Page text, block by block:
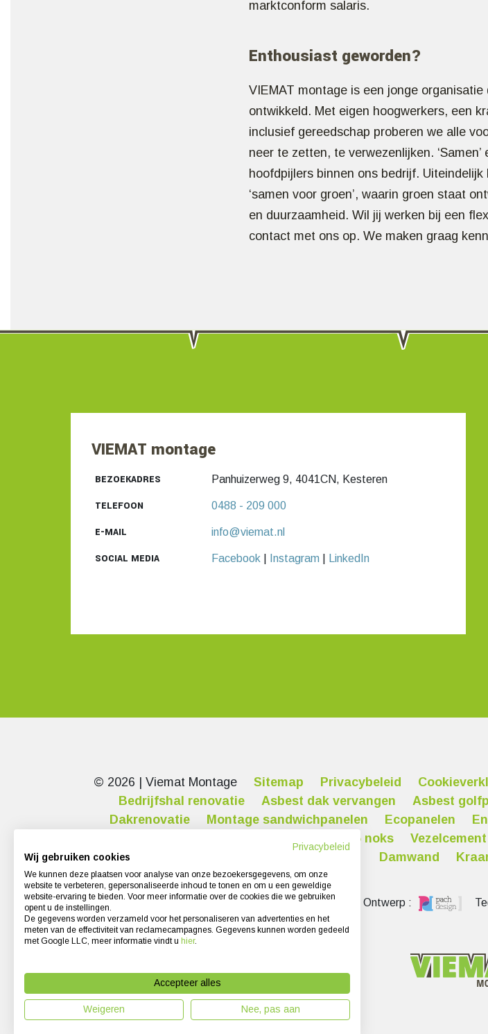
marktconform salaris.
Enthousiast geworden?
VIEMAT montage is een jonge
ontwikkeld. Met eigen hoogwerkers, een
inclusief gereedschap proberen we alle
neer te zetten, te verwezenlijken. ‘Samen’
hoofdpijlers binnen ons bedrijf.
‘samen voor groen’, waarin groen staat
en duurzaamheid. Wil jij werken bij een
contact met ons op. We maken graag
VIEMAT montage
BEZOEKADRES Panhuizerweg 9, 4041CN, Kesteren
TELEFOON 0488 - 209 000
E-MAIL info@viemat.nl
SOCIAL MEDIA Facebook| Instagram| LinkedIn
© 2026 | Viemat Montage Sitemap Privacybeleid
Bedrijfshal renovatie
Asbest dak vervangen Asbest
Dakrenovatie
Montage sandwichpanelen Ecopanelen
Trapeziumpaneel 5 noks
Damwand
Ontwerp :
Privacybeleid
Wij gebruiken cookies
We kunnen deze plaatsen voor analyse van onze bezoekersgegevens, om onze
website te verbeteren, gepersonaliseerde inhoud te tonen en om u een geweldige
website-ervaring te bieden. Voor meer informatie over de cookies die we gebruiken
opent u de instellingen.
De gegevens worden verzameld voor het personaliseren van advertenties en het
meten van de effectiviteit van reclamecampagnes. Gegevens kunnen worden gedeeld
met Google LLC, meer informatie vindt u hier.
Accepteer alles
Weigeren Nee, pas aan